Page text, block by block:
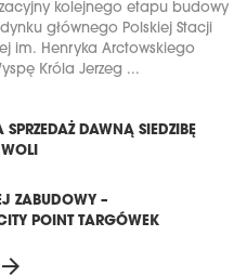
kolejnego etapu budowy
głównego Polskiej Stacji
im. Henryka Arctowskiego
Króla Jerzeg ...
DAWNĄ SIEDZIBĘ
ZABUDOWY –
POINT TARGÓWEK
arrow_forward